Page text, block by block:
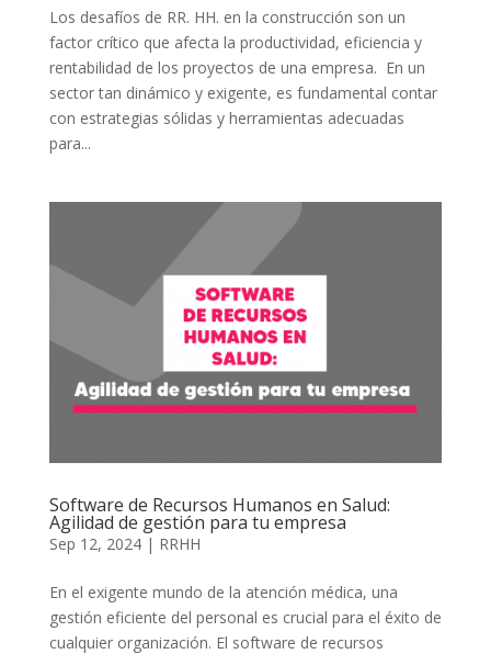
Los desafíos de RR. HH. en la construcción son un
factor crítico que afecta la productividad, eficiencia y
rentabilidad de los proyectos de una empresa. En un
sector tan dinámico y exigente, es fundamental contar
con estrategias sólidas y herramientas adecuadas
para...
Software de Recursos Humanos en Salud:
Agilidad de gestión para tu empresa
Sep 12, 2024| RRHH
En el exigente mundo de la atención médica, una
gestión eficiente del personal es crucial para el éxito de
cualquier organización. El software de recursos